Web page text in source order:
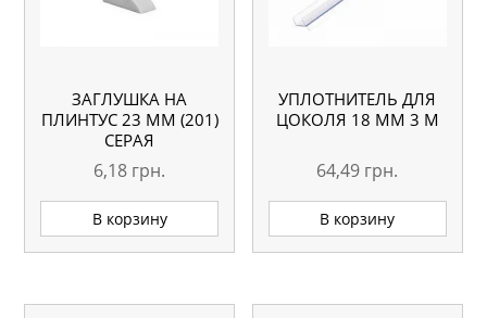
ЗАГЛУШКА НА
ПЛИНТУС 23 ММ (201)
СЕРАЯ
6,18 грн.
В корзину
УПЛОТНИТЕЛЬ ДЛЯ
ЦОКОЛЯ 18 ММ 3 М
64,49 грн.
В корзину